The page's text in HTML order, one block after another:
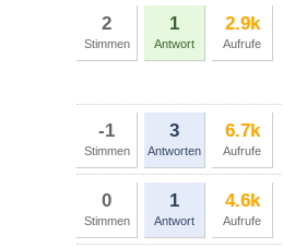
2
Stimmen
1
Antwort
2.9k
Aufrufe
-1
Stimmen
3
Antworten
6.7k
Aufrufe
0
Stimmen
1
Antwort
4.6k
Aufrufe